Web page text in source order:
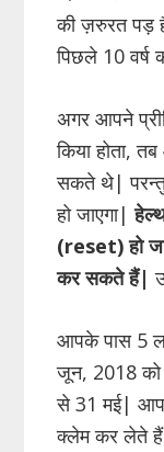
की ज़रुरत पड़
पिछले 10 वर्ष
अगर आपने
किया होता,
सकते थे| परन्तु
हो जाएगा|
(reset) हो
कर सकते हैं|
आपके पास 5
जून, 2018 को
से 31 मई| आप
क्लेम कर लेते